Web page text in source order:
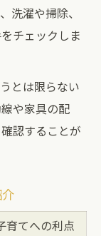
洗濯や掃除、
チェックしま
とは限らない
や家具の配
認することが
育てへの利点